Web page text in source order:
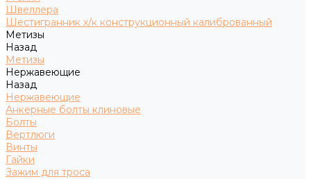
Швеллера
Шестигранник х/к конструкционный калиброванный
Метизы
Назад
Метизы
Нержавеющие
Назад
Нержавеющие
Анкерные болты клиновые
Болты
Вертлюги
Винты
Гайки
Зажим для троса